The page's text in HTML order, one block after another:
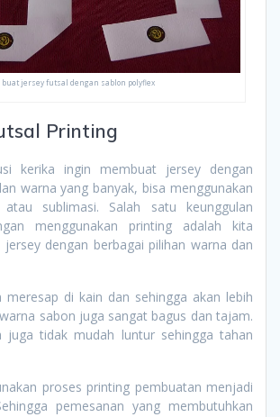
buat jersey futsal dengan sablon polyflex
Printing
kerika ingin membuat jersey dengan
warna yang banyak, bisa menggunakan
sublimasi. Salah satu keunggulan
menggunakan printing adalah kita
dengan berbagai pilihan warna dan
meresap di kain dan sehingga akan lebih
sabon juga sangat bagus dan tajam.
juga tidak mudah luntur sehingga tahan
proses printing pembuatan menjadi
pemesanan yang membutuhkan